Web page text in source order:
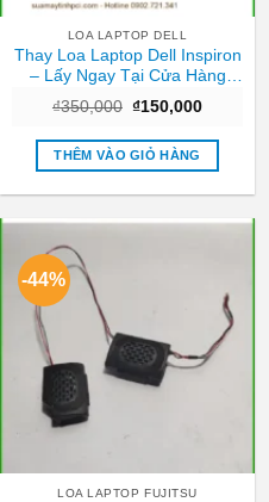
LOA LAPTOP DELL
Thay Loa Laptop Dell Inspiron
– Lấy Ngay Tại Cửa Hàng
₫350,000 Giá
là:
₫350,000.
₫150,000Giá
tại
₫150,000.
THÊM VÀO GIỎ HÀNG
-44%
LOA LAPTOP FUJITSU